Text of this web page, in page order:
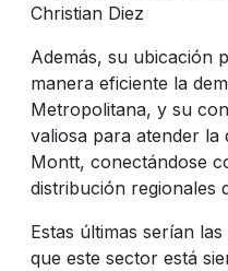
Christian Diez
Además, su ubicación
manera eficiente la
Metropolitana, y su
valiosa para atender la
Montt, conectándose
distribución regionales
Estas últimas serían
que este sector está